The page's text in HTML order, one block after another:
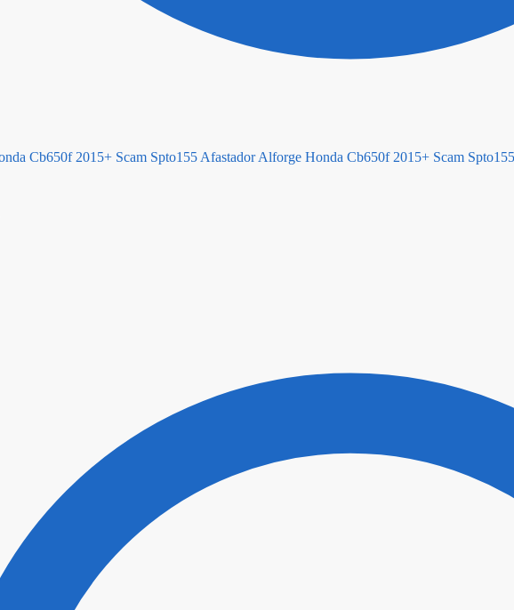
Afastador Alforge Honda Cb650f 2015+ Scam Spto155